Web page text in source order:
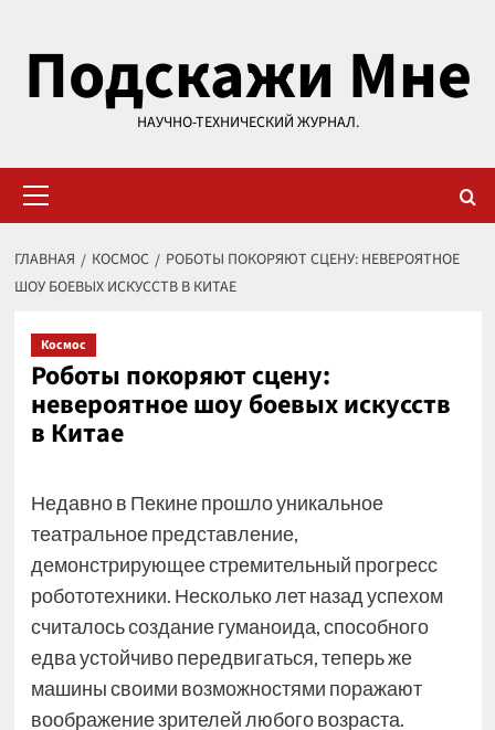
содержимому
Подскажи Мне
НАУЧНО-ТЕХНИЧЕСКИЙ ЖУРНАЛ.
меню
ГЛАВНАЯ КОСМОС
РОБОТЫ ПОКОРЯЮТ СЦЕНУ: НЕВЕРОЯТНОЕ
ШОУ БОЕВЫХ ИСКУССТВ В КИТАЕ
Космос
Роботы покоряют сцену:
невероятное шоу боевых искусств
в Китае
Недавно в Пекине прошло уникальное
театральное представление,
демонстрирующее стремительный прогресс
робототехники. Несколько лет назад успехом
считалось создание гуманоида, способного
едва устойчиво передвигаться, теперь же
машины своими возможностями поражают
воображение зрителей любого возраста.